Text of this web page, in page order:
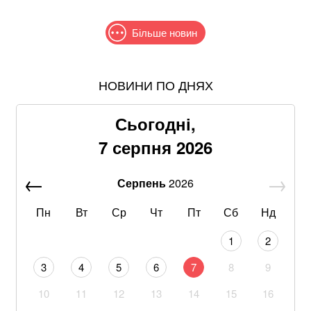
Більше новин
В МЗС заявили, що слова Залужного щодо членства
Понад 9,2 млрд грн: що відомо про нову гучну
справу "ПриватБанку"
Знищені печі, склади та роки роботи: що
Без води не вижити: Шмигаль розкрив, куди планує
Хацкевич: Гуцуляк навіть не прийшов потиснути
руку президенту
НОВИНИ ПО ДНЯХ
Сьогодні,
7 серпня 2026
Серпень2026
Пн
Вт Ср Чт Пт Сб Нд
1
2
3
4 5 6 7 8
9
10
11 12 13 14 15
16